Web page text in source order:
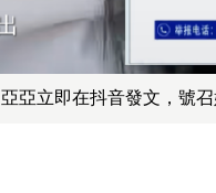
亞亞立即在抖音發文，號